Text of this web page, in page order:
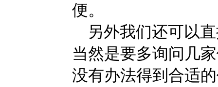
便。
另外我们还可以
当然是要多询问几
没有办法得到合适